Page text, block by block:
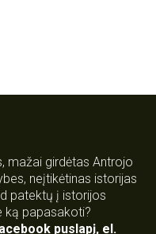
mažai girdėtas Antrojo
neįtikėtinas istorijas
patektų į istorijos
ką papasakoti?
puslapį, el.